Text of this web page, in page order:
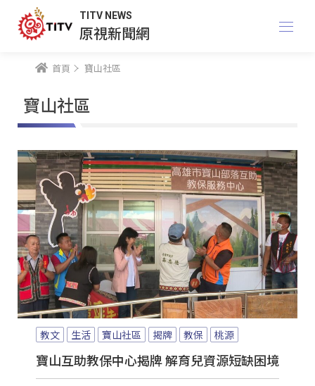
TITV NEWS
原視新聞網
首頁 寶山社區
寶山社區
教文 生活 寶山社區 揭牌 教保 桃源
寶山互助教保中心揭牌 解育兒資源短缺困境